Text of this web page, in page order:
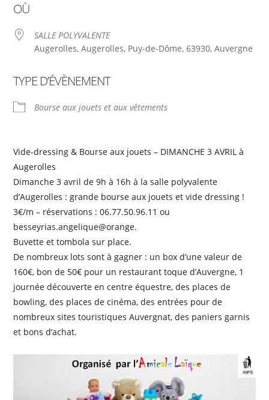
OÙ
SALLE POLYVALENTE
Augerolles, Augerolles, Puy-de-Dôme, 63930, Auvergne
TYPE D’ÉVÈNEMENT
Bourse aux jouets et aux vêtements
Vide-dressing & Bourse aux jouets – DIMANCHE 3 AVRIL à
Augerolles
Dimanche 3 avril de 9h à 16h à la salle polyvalente
d’Augerolles : grande bourse aux jouets et vide dressing !
3€/m – réservations : 06.77.50.96.11 ou
besseyrias.angelique@orange.
Buvette et tombola sur place.
De nombreux lots sont à gagner : un box d’une valeur de
160€, bon de 50€ pour un restaurant toque d’Auvergne, 1
journée découverte en centre équestre, des places de
bowling, des places de cinéma, des entrées pour de
nombreux sites touristiques Auvergnat, des paniers garnis
et bons d’achat.